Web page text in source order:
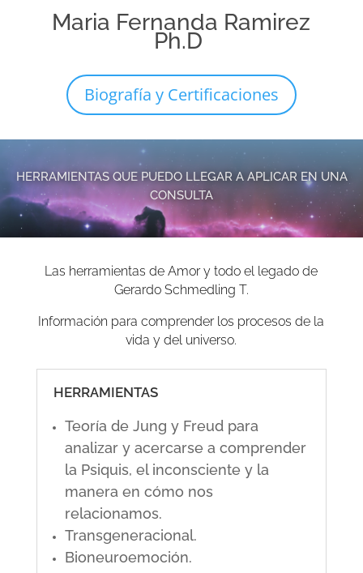
Maria Fernanda Ramirez
Ph.D
Biografía y Certificaciones
HERRAMIENTAS QUE PUEDO LLEGAR A APLICAR EN UNA
CONSULTA
Las herramientas de Amor y todo el legado de
Gerardo Schmedling T.
Información para comprender los procesos de la
vida y del universo.
HERRAMIENTAS
Teoría de Jung y Freud para
analizar y acercarse a comprender
la Psiquis, el inconsciente y la
manera en cómo nos
relacionamos.
Transgeneracional.
Bioneuroemoción.